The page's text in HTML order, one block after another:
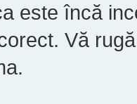
este încă
Vă